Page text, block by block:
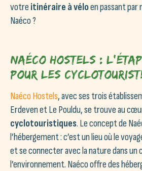
votreitinéraire à véloen passant par
Naéco ?
Naéco Hostels :
pour les
Naéco Hostels, avec ses trois
Erdeven et Le Pouldu, se trouve au
cyclotouristiques. Le concept de
l’hébergement : c’est un lieu où le
et se connecter avec la nature dans un
l’environnement. Naéco offre des